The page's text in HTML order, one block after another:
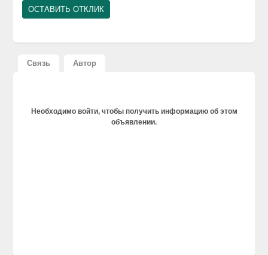
Связь Автор
Необходимо войти, чтобы получить информацию об этом
объявлении.